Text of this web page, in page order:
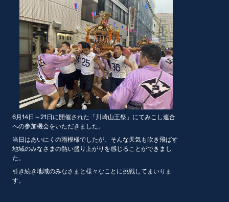
6月14日～21日に開催された「川崎山王祭」にてみこし連合
への参加機会をいただきました。
当日はあいにくの雨模様でしたが、そんな天気も吹き飛ばす
地域のみなさまの熱い盛り上がりを感じることができまし
た。
引き続き地域のみなさまと様々なことに挑戦してまいりま
す。